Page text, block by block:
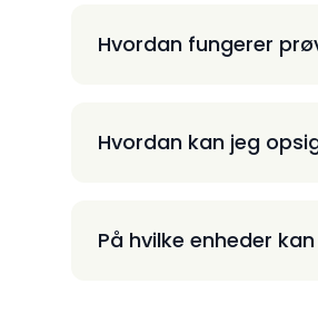
Hvordan fungerer
Hvordan kan jeg
På hvilke enheder